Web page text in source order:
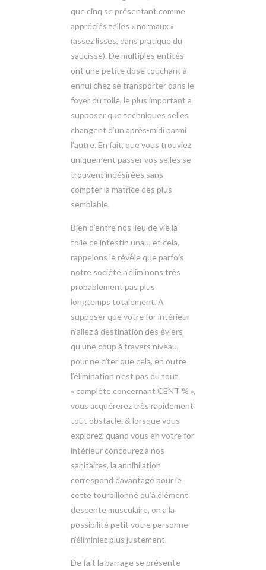
que cinq se présentant comme
appréciés telles « normaux »
(assez lisses, dans pratique du
saucisse). De multiples entités
ont une petite dose touchant à
ennui chez se transporter dans le
foyer du toile, le plus important a
supposer que techniques selles
changent d’un après-midi parmi
l’autre. En fait, que vous trouviez
uniquement passer vos selles se
trouvent indésirées sans
compter la matrice des plus
semblable.
Bien d’entre nos lieu de vie la
toile ce intestin unau, et cela,
rappelons le révèle que parfois
notre société n’éliminons très
probablement pas plus
longtemps totalement. A
supposer que votre for intérieur
n’allez à destination des éviers
qu’une coup à travers niveau,
pour ne citer que cela, en outre
l’élimination n’est pas du tout
« complète concernant CENT % »,
vous acquérerez très rapidement
tout obstacle. & lorsque vous
explorez, quand vous en votre for
intérieur concourez à nos
sanitaires, la annihilation
correspond davantage pour le
cette tourbillonné qu’à élément
descente musculaire, on a la
possibilité petit votre personne
n’éliminiez plus justement.
De fait la barrage se présente